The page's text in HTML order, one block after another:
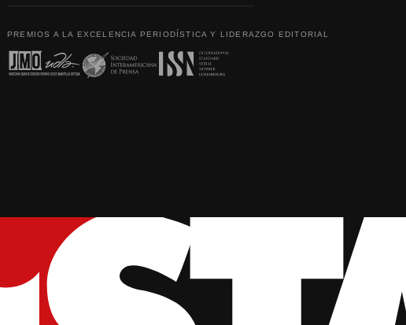
PREMIOS A LA EXCELENCIA PERIODÍSTICA Y LIDERAZGO EDITORIAL